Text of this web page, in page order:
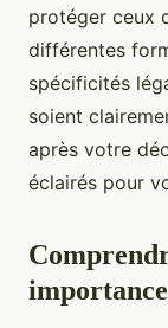
protéger ceux
différentes
spécificités
soient
après votre
éclairés pour
importance